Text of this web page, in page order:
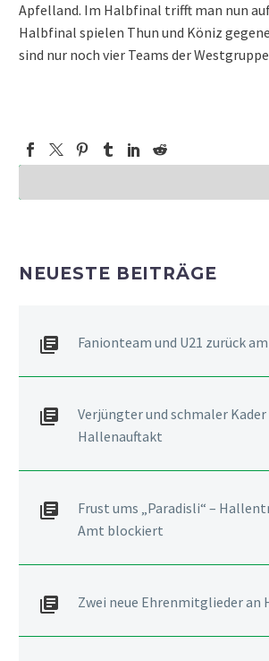
Apfelland. Im Halbfinal trifft man nun
Halbfinal spielen Thun und Köniz
sind nur noch vier Teams der
NEUESTE BEITRÄGE
Fanionteam und U21 zurück
Verjüngter und schmaler
Hallenauftakt
Frust ums „Paradisli“ –
Amt blockiert
Zwei neue Ehrenmitglieder an